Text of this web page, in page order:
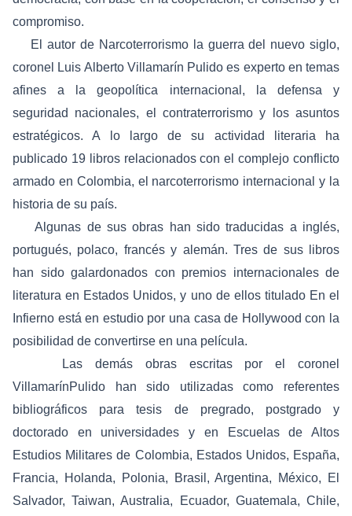
compromiso.
El autor de Narcoterrorismo la guerra del nuevo siglo,
coronel Luis Alberto Villamarín Pulido es experto en temas
afines a la geopolítica internacional, la defensa y
seguridad nacionales, el contraterrorismo y los asuntos
estratégicos. A lo largo de su actividad literaria ha
publicado 19 libros relacionados con el complejo conflicto
armado en Colombia, el narcoterrorismo internacional y la
historia de su país.
Algunas de sus obras han sido traducidas a inglés,
portugués, polaco, francés y alemán. Tres de sus libros
han sido galardonados con premios internacionales de
literatura en Estados Unidos, y uno de ellos titulado En el
Infierno está en estudio por una casa de Hollywood con la
posibilidad de convertirse en una película.
Las demás obras escritas por el coronel
VillamarínPulido han sido utilizadas como referentes
bibliográficos para tesis de pregrado, postgrado y
doctorado en universidades y en Escuelas de Altos
Estudios Militares de Colombia, Estados Unidos, España,
Francia, Holanda, Polonia, Brasil, Argentina, México, El
Salvador, Taiwan, Australia, Ecuador, Guatemala, Chile,